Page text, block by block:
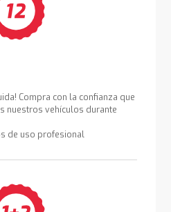
Compra con la confianza que
nuestros vehículos durante
de uso profesional